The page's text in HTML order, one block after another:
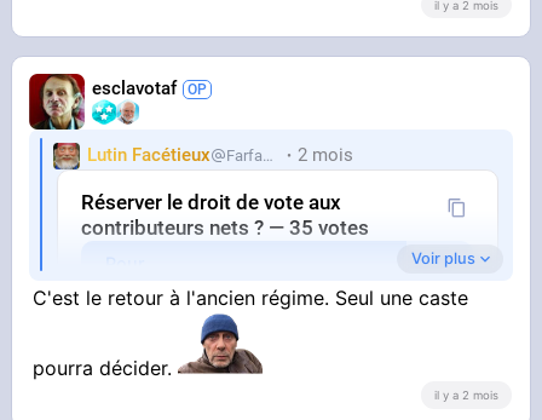
il y a 2 mois
esclavotaf
Lutin Facétieux Farfadet 2 mois
Réserver le droit de vote aux
contributeurs nets ? — 35 votes
Contre
Voir plus
C'est le retour à l'ancien régime. Seul une caste
pourra décider.
il y a 2 mois